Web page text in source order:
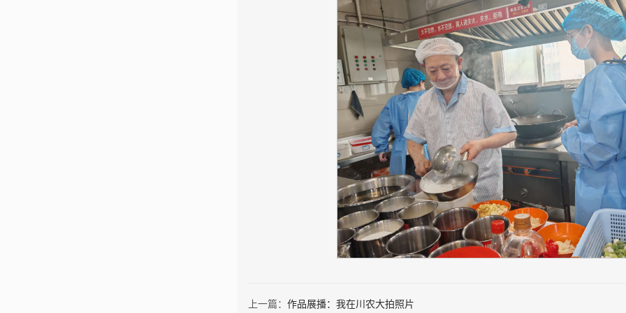
上一篇： 作品展播：我在川农大拍照片